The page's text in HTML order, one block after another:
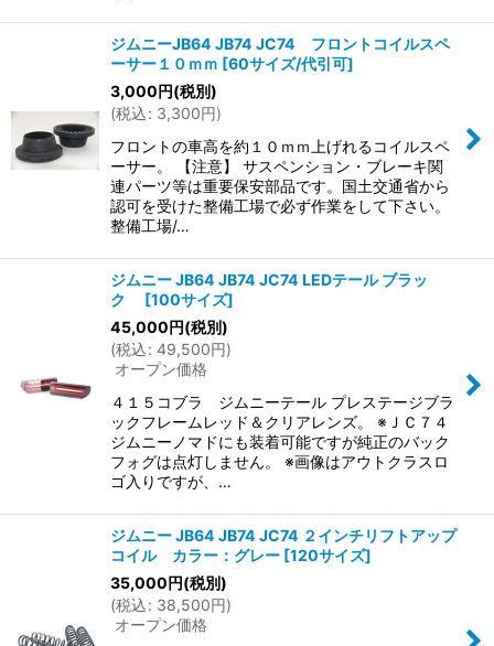
ジムニーJB64 JB74 JC74 フロントコイルスペ
ーサー１０ｍｍ [60サイズ/代引可]
3,000円(税別)
(税込: 3,300円)
フロントの車高を約１０ｍｍ上げれるコイルスペ
ーサー。 【注意】 サスペンション・ブレーキ関
連パーツ等は重要保安部品です。国土交通省から
認可を受けた整備工場で必ず作業をして下さい。
整備工場/…
ジムニー JB64 JB74 JC74 LEDテール ブラッ
ク
[100サイズ]
45,000円(税別)
(税込: 49,500円)
オープン価格
４１５コブラ ジムニーテール プレステージブラ
ックフレームレッド＆クリアレンズ。 ※ＪＣ７４
ジムニーノマドにも装着可能ですが純正のバック
フォグは点灯しません。 ※画像はアウトクラスロ
ゴ入りですが、…
ジムニー JB64 JB74 JC74 ２インチリフトアップ
コイル カラー：グレー [120サイズ]
35,000円(税別)
(税込: 38,500円)
オープン価格